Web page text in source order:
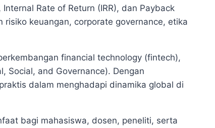
Rate of Return (IRR), dan Payback
keuangan, corporate governance, etika
financial technology (fintech),
Social, and Governance). Dengan
dalam menghadapi dinamika global di
bagi mahasiswa, dosen, peneliti, serta